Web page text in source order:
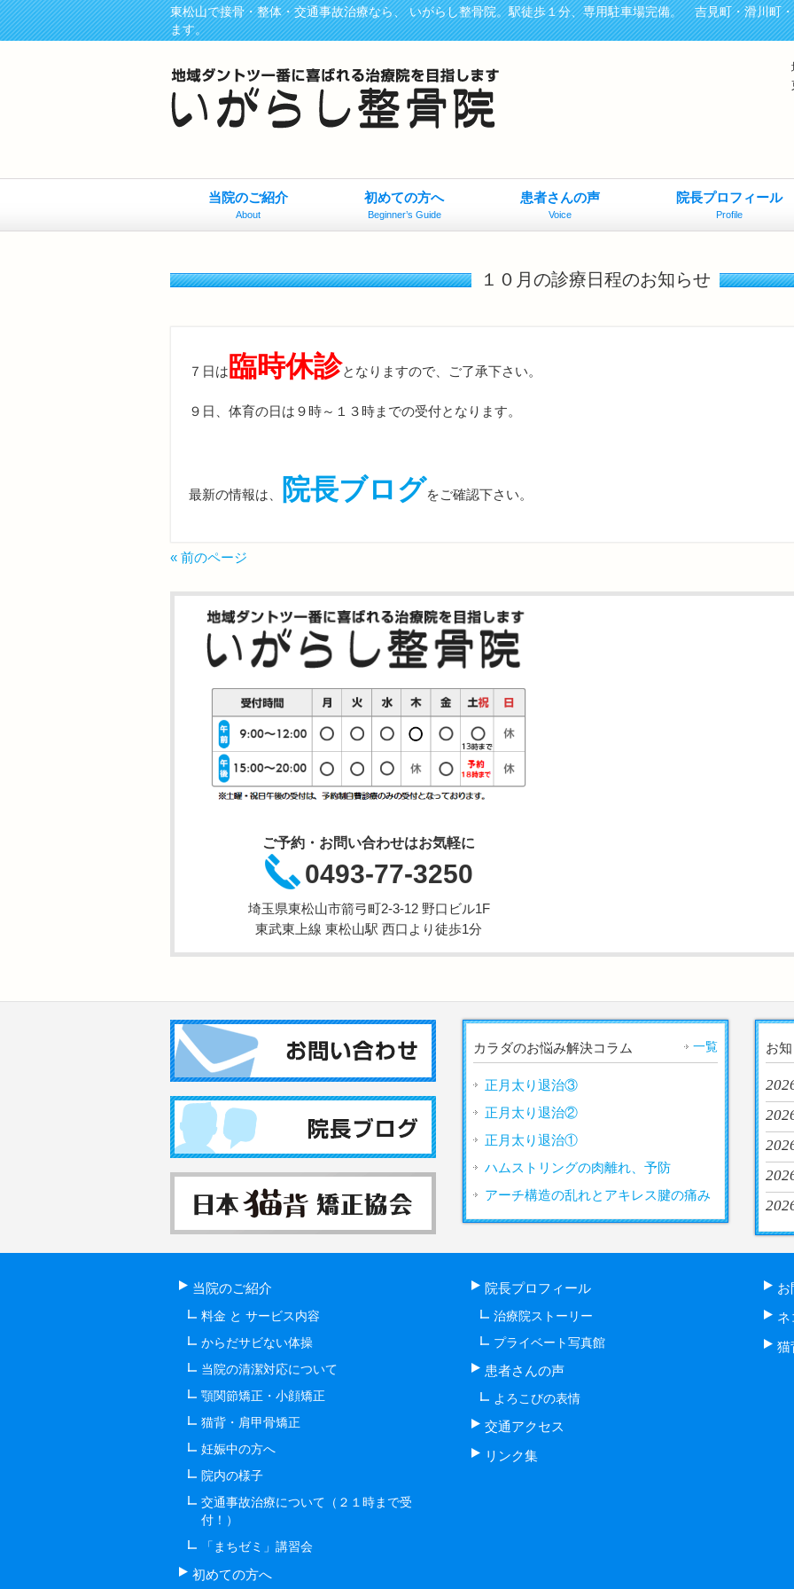
東松山で接骨・整体・交通事故治療なら、 いがらし整骨院。駅徒歩１分、専用駐車場完備。 吉見町・滑川町
ます。
当院のご紹介
About
初めての方へ
Beginner’s Guide
患者さんの声
Voice
院長プロフィール
Profile
１０月の診療日程のお知らせ
７日は 臨時休診となりますので、ご了承下さい。
９日、体育の日は９時～１３時までの受付となります。
最新の情報は、 院長ブログをご確認下さい。
« 前のページ
ご予約・お問い合わせはお気軽に
0493-77-3250
埼玉県東松山市箭弓町2-3-12 野口ビル1F
東武東上線 東松山駅 西口より徒歩1分
カラダのお悩み解決コラム 一覧
正月太り退治③
正月太り退治②
正月太り退治①
ハムストリングの肉離れ、予防
アーチ構造の乱れとアキレス腱の痛み
お
当院のご紹介
料金 と サービス内容
からだサビない体操
当院の清潔対応について
顎関節矯正・小顔矯正
猫背・肩甲骨矯正
妊娠中の方へ
院内の様子
交通事故治療について（２１時まで受
付！）
「まちゼミ」講習会
初めての方へ
院長プロフィール
治療院ストーリー
プライベート写真館
患者さんの声
よろこびの表情
交通アクセス
リンク集
お
ネ
猫